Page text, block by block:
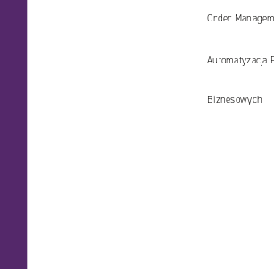
(PIM)
Order
Automatyzacja
Biznesowych